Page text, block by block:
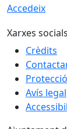
Accedeix
Xarxes
Crèdits
Avís legal